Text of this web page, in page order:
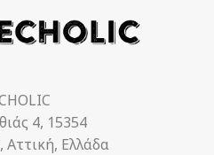
4, 15354
Αττική, Ελλάδα